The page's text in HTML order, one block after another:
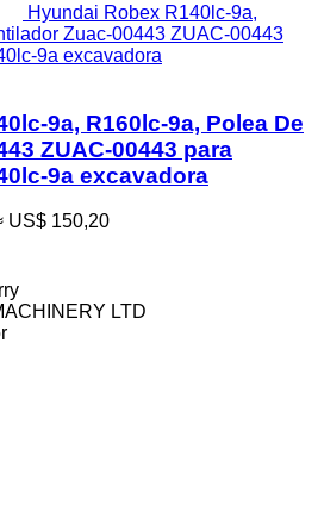
Hyundai Robex R140lc-9a,
Zuac-00443 ZUAC-00443
9a excavadora
9a, R160lc-9a, Polea De
ZUAC-00443 para
9a excavadora
US$ 150,20
LTD